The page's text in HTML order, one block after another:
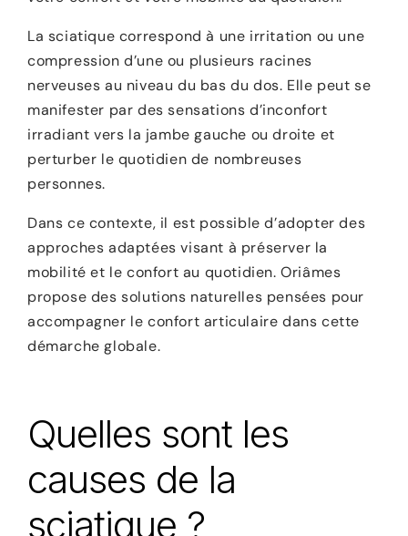
La sciatique correspond à une irritation ou une
compression d’une ou plusieurs racines
nerveuses au niveau du bas du dos. Elle peut se
manifester par des sensations d’inconfort
irradiant vers la jambe gauche ou droite et
perturber le quotidien de nombreuses
personnes.
Dans ce contexte, il est possible d’adopter des
approches adaptées visant à préserver la
mobilité et le confort au quotidien. Oriâmes
propose des solutions naturelles pensées pour
accompagner le confort articulaire dans cette
démarche globale.
Quelles sont les
causes de la
sciatique ?